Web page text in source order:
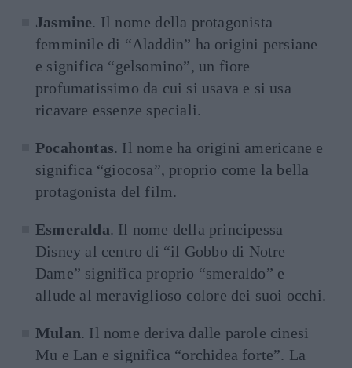
Jasmine. Il nome della protagonista
femminile di “Aladdin” ha origini persiane
e significa “gelsomino”, un fiore
profumatissimo da cui si usava e si usa
ricavare essenze speciali.
Pocahontas. Il nome ha origini americane e
significa “giocosa”, proprio come la bella
protagonista del film.
Esmeralda. Il nome della principessa
Disney al centro di “il Gobbo di Notre
Dame” significa proprio “smeraldo” e
allude al meraviglioso colore dei suoi occhi.
Mulan. Il nome deriva dalle parole cinesi
Mu e Lan e significa “orchidea forte”. La